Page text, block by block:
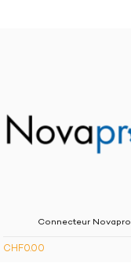
Connecteur Novapro